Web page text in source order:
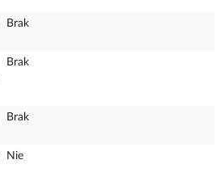
Brak
Brak
Brak
Nie